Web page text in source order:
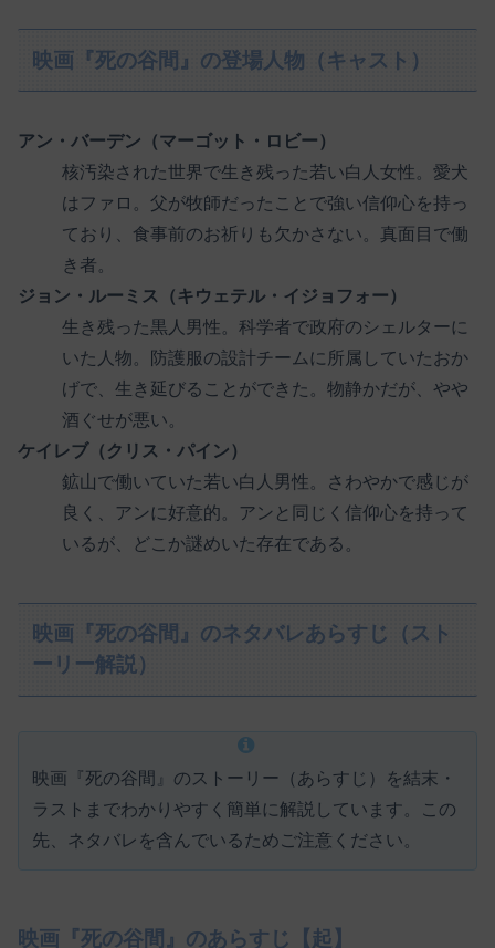
映画『死の谷間』の登場人物（キャスト）
アン・バーデン（マーゴット・ロビー）
核汚染された世界で生き残った若い白人女性。愛犬
はファロ。父が牧師だったことで強い信仰心を持っ
ており、食事前のお祈りも欠かさない。真面目で働
き者。
ジョン・ルーミス（キウェテル・イジョフォー）
生き残った黒人男性。科学者で政府のシェルターに
いた人物。防護服の設計チームに所属していたおか
げで、生き延びることができた。物静かだが、やや
酒ぐせが悪い。
ケイレブ（クリス・パイン）
鉱山で働いていた若い白人男性。さわやかで感じが
良く、アンに好意的。アンと同じく信仰心を持って
いるが、どこか謎めいた存在である。
映画『死の谷間』のネタバレあらすじ（スト
ーリー解説）
映画『死の谷間』のストーリー（あらすじ）を結末・
ラストまでわかりやすく簡単に解説しています。この
先、ネタバレを含んでいるためご注意ください。
映画『死の谷間』のあらすじ【起】